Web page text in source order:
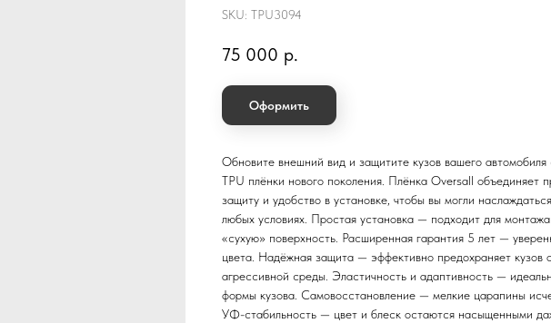
SKU: TPU3094
75 000 р.
Оформить
Обновите внешний вид и защитите кузов вашего
TPU плёнки нового поколения. Плёнка Oversall объединяет
защиту и удобство в установке, чтобы вы могли
любых условиях. Простая установка — подходит для
«сухую» поверхность. Расширенная гарантия 5 лет —
цвета. Надёжная защита — эффективно предохраняет кузов
агрессивной среды. Эластичность и адаптивность —
формы кузова. Самовосстановление — мелкие царапины
УФ-стабильность — цвет и блеск остаются насыщенными